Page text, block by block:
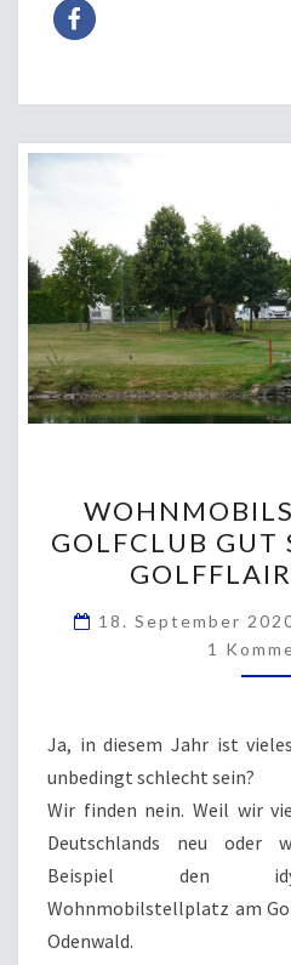
–
&
GOLFCLUB GUT
18. September
1
Ja, in diesem Jahr ist
unbedingt schlecht sein?
Wir finden nein. Weil wir
Deutschlands neu oder
Beispiel den
Wohnmobilstellplatz am
Odenwald.